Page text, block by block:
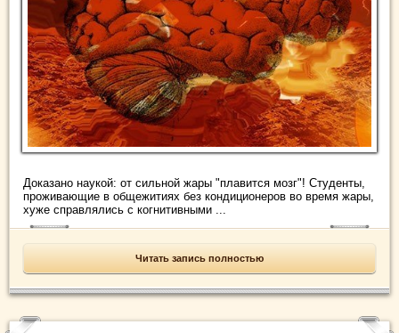
Доказано наукой: от сильной жары "плавится мозг"! Студенты,
проживающие в общежитиях без кондиционеров во время жары,
хуже справлялись с когнитивными ...
Читать запись полностью